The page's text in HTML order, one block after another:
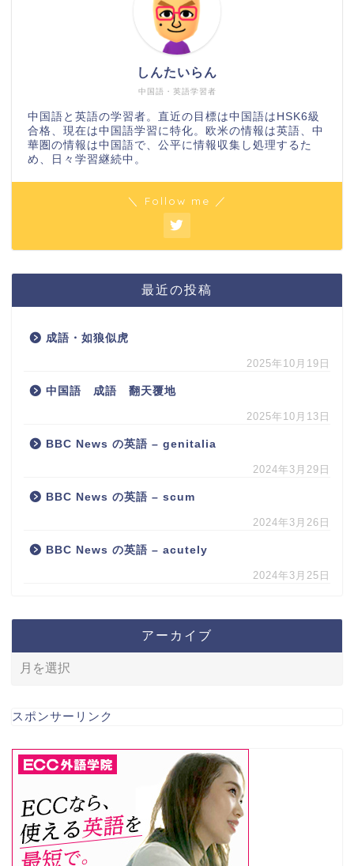
中国語・英語学習者
しんたいらん
中国語と英語の学習者。直近の目標は中国語はHSK6級
合格、現在は中国語学習に特化。欧米の情報は英語、中
華圏の情報は中国語で、公平に情報収集し処理するた
め、日々学習継続中。
＼ Follow me ／
最近の投稿
成語・如狼似虎
2025年10月19日
中国語 成語 翻天覆地
2025年10月13日
BBC News の英語 – genitalia
2024年3月29日
BBC News の英語 – scum
2024年3月26日
BBC News の英語 – acutely
2024年3月25日
アーカイブ
スポンサーリンク